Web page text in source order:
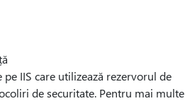
IIS care utilizează rezervorul de
de securitate. Pentru mai multe